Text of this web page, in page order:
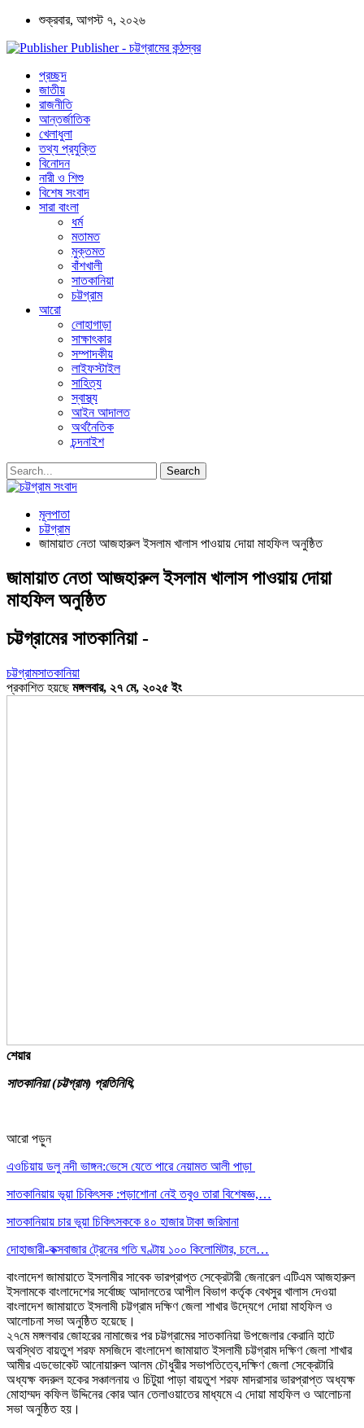
শুক্রবার, আগস্ট ৭, ২০২৬
Publisher - চট্টগ্রামের কন্ঠস্বর
প্রচ্ছদ
জাতীয়
রাজনীতি
আন্তর্জাতিক
খেলাধুলা
তথ্য প্রযুক্তি
বিনোদন
নারী ও শিশু
বিশেষ সংবাদ
সারা বাংলা
ধর্ম
মতামত
মুক্তমত
বাঁশখালী
সাতকানিয়া
চট্টগ্রাম
আরো
লোহাগাড়া
সাক্ষাৎকার
সম্পাদকীয়
লাইফস্টাইল
সাহিত্য
স্বাস্থ্য
আইন আদালত
অর্থনৈতিক
চন্দনাইশ
মূলপাতা
চট্টগ্রাম
জামায়াত নেতা আজহারুল ইসলাম খালাস পাওয়ায় দোয়া মাহফিল অনুষ্ঠিত
জামায়াত নেতা আজহারুল ইসলাম খালাস পাওয়ায় দোয়া
মাহফিল অনুষ্ঠিত
চট্টগ্রামের সাতকানিয়া -
চট্টগ্রামসাতকানিয়া
প্রকাশিত হয়ছেমঙ্গলবার, ২৭ মে, ২০২৫ ইং
শেয়ার
সাতকানিয়া (চট্টগ্রাম) প্রতিনিধি,
আরো পড়ুন
এওচিয়ায় ডলু নদী ভাঙ্গন:ভেসে যেতে পারে নেয়ামত আলী পাড়া
সাতকানিয়ায় ভূয়া চিকিৎসক :পড়াশোনা নেই তবুও তারা বিশেষজ্ঞ,…
সাতকানিয়ায় চার ভুয়া চিকিৎসককে ৪০ হাজার টাকা জরিমানা
দোহাজারী-কক্সবাজার ট্রেনের গতি ঘণ্টায় ১০০ কিলোমিটার, চলে…
বাংলাদেশ জামায়াতে ইসলামীর সাবেক ভারপ্রাপ্ত সেক্রেটারী জেনারেল এটিএম আজহারুল
ইসলামকে বাংলাদেশের সর্বোচ্ছ আদালতের আপীল বিভাগ কর্তৃক বেখসুর খালাস দেওয়া
বাংলাদেশ জামায়াতে ইসলামী চট্টগ্রাম দক্ষিণ জেলা শাখার উদ্যেগে দোয়া মাহফিল ও
আলোচনা সভা অনুষ্ঠিত হয়েছে।
২৭মে মঙ্গলবার জোহরের নামাজের পর চট্টগ্রামের সাতকানিয়া উপজেলার কেরানি হাটে
অবস্থিত বায়তুশ শরফ মসজিদে বাংলাদেশ জামায়াত ইসলামী চট্টগ্রাম দক্ষিণ জেলা শাখার
আমীর এডভোকেট আনোয়ারুল আলম চৌধুরীর সভাপতিত্বে,দক্ষিণ জেলা সেক্রেটারি
অধ্যক্ষ বদরুল হকের সঞ্চালনায় ও চিটুয়া পাড়া বায়তুশ শরফ মাদরাসার ভারপ্রাপ্ত অধ্যক্ষ
মোহাম্মদ কফিল উদ্দিনের কোর আন তেলাওয়াতের মাধ্যমে এ দোয়া মাহফিল ও আলোচনা
সভা অনুষ্ঠিত হয়।